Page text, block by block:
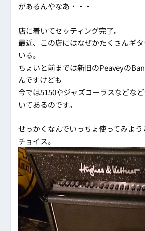
があるんやなあ・・・
店に着いてセッティング完了。
最近、この店にはなぜかたくさんギ
いる。
ちょいと前までは新旧のPeaveyの
んですけども
今では5150やジャズコーラスなどな
いてあるのです。
せっかくなんでいっちょ使ってみよ
チョイス。